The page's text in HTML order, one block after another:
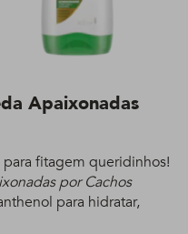
Apaixonadas
fitagem queridinhos!
por Cachos
para hidratar,